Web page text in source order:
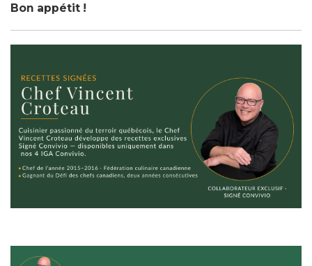
Bon appétit !